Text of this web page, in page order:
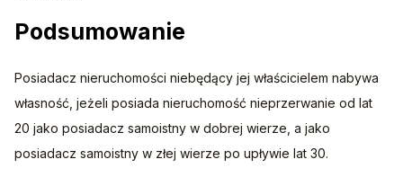
Podsumowanie
Posiadacz nieruchomości niebędący jej właścicielem nabywa
własność, jeżeli posiada nieruchomość nieprzerwanie od lat
20 jako posiadacz samoistny w dobrej wierze, a jako
posiadacz samoistny w złej wierze po upływie lat 30.